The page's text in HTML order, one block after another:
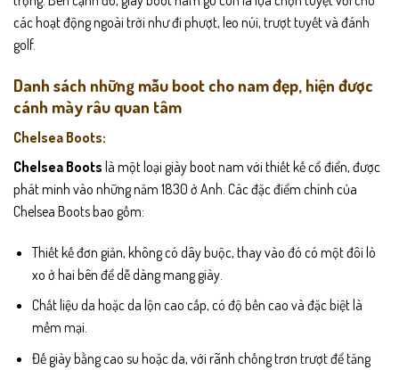
các hoạt động ngoài trời như đi phượt, leo núi, trượt tuyết và đánh
golf.
Danh sách những mẫu boot cho nam đẹp, hiện được
cánh mày râu quan tâm
Chelsea Boots:
Chelsea Boots là một loại giày boot nam với thiết kế cổ điển, được
phát minh vào những năm 1830 ở Anh. Các đặc điểm chính của
Chelsea Boots bao gồm:
Thiết kế đơn giản, không có dây buộc, thay vào đó có một đôi lò
xo ở hai bên để dễ dàng mang giày.
Chất liệu da hoặc da lộn cao cấp, có độ bền cao và đặc biệt là
mềm mại.
Đế giày bằng cao su hoặc da, với rãnh chống trơn trượt để tăng